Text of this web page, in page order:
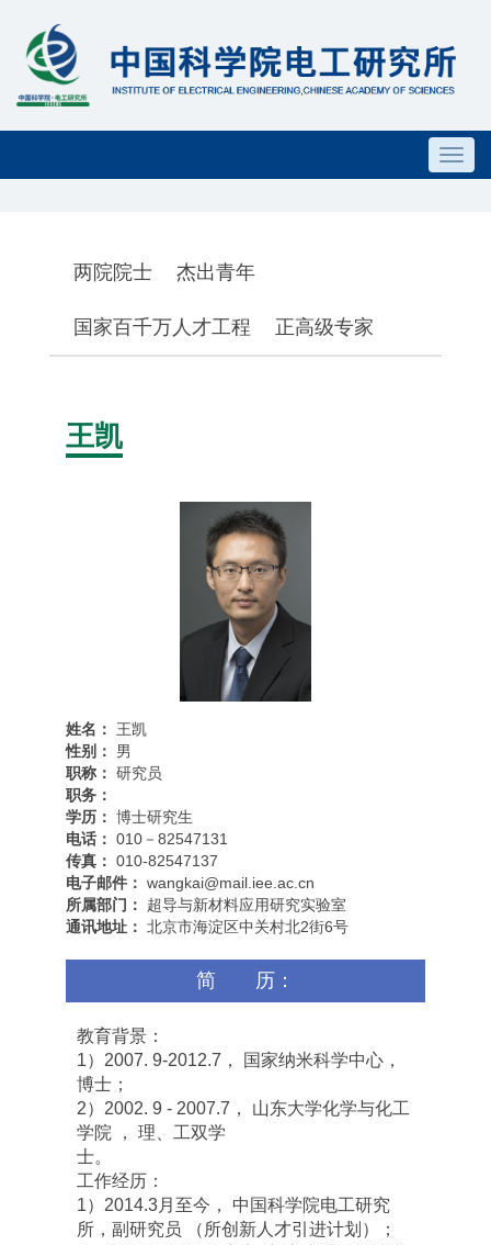
两院院士 杰出青年
国家百千万人才工程 正高级专家
王凯
姓名：
王凯
性别：
男
职称： 研究员
职务：
学历： 博士研究生
电话： 010－82547131
传真： 010-82547137
电子邮件： wangkai@mail.iee.ac.cn
所属部门：
超导与新材料应用研究实验室
通讯地址： 北京市海淀区中关村北2街6号
简 历：
教育背景：
1）2007. 9-2012.7， 国家纳米科学中心，
博士；
2）2002. 9 - 2007.7， 山东大学化学与化工
学院 ， 理、工双学
士
工作经历：
1）2014.3月至今， 中国科学院电工研究
所，副研究员 （所创新人才引进计划）；